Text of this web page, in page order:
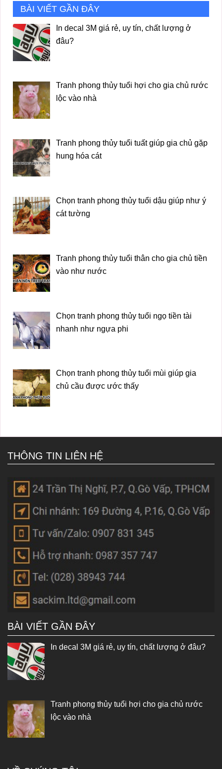
BÀI VIẾT GẦN ĐÂY
In decal 3M giá rẻ, uy tín, chất lượng ở
đâu?
Tranh phong thủy tuổi hợi cho gia chủ rước
lộc vào nhà
Tranh phong thủy tuổi tuất giúp gia chủ gặp
hung hóa cát
Chọn tranh phong thủy tuổi dậu giúp như ý
cát tường
Tranh phong thủy tuổi thân cho gia chủ tiền
vào như nước
Chọn tranh phong thủy tuổi ngọ tiền tài
nhanh như ngựa phi
Chọn tranh phong thủy tuổi mùi giúp gia
chủ cầu được ước thấy
THÔNG TIN LIÊN HỆ
BÀI VIẾT GẦN ĐÂY
In decal 3M giá rẻ, uy tín, chất lượng ở đâu?
Tranh phong thủy tuổi hợi cho gia chủ rước
lộc vào nhà